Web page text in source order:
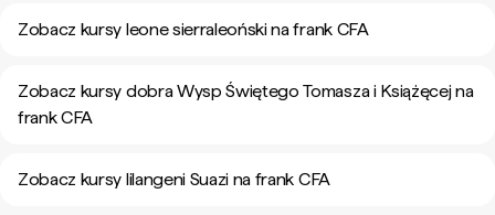
Zobacz kursy leone sierraleoński na frank CFA
Zobacz kursy dobra Wysp Świętego Tomasza i Książęcej na
frank CFA
Zobacz kursy lilangeni Suazi na frank CFA